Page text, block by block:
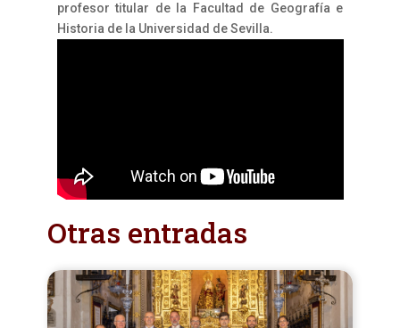
profesor titular de la Facultad de Geografía e
Historia de la Universidad de Sevilla.
Otras entradas